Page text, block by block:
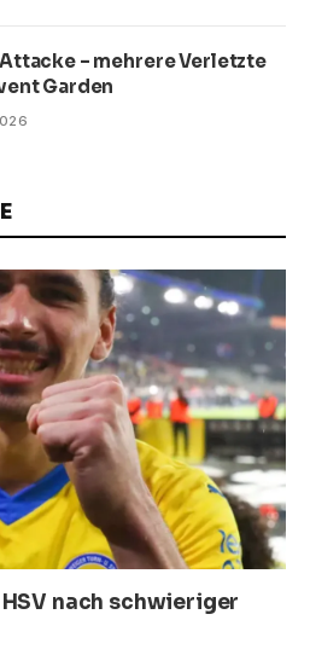
– mehrere Verletzte
Garden
nach schwieriger